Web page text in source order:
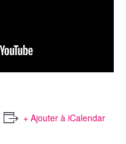
+ Ajouter à iCalendar